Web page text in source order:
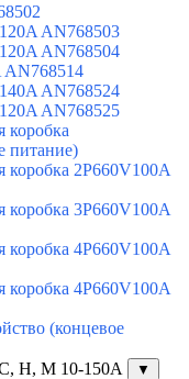
AN768503
AN768504
AN768514
AN768524
AN768525
коробка
питание)
коробка 2P660V100A
коробка 3P660V100A
коробка 4P660V100A
коробка 4P660V100A
(концевое
H, M 10-150А
▼